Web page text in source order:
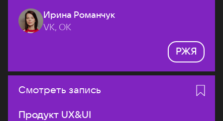
Ирина Романчук
VK, ОК
РЖЯ
Смотреть запись
Продукт UX&UI